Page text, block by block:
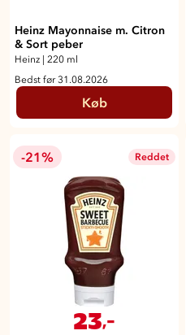
Heinz Mayonnaise m. Citron
& Sort peber
Heinz
220 ml
Bedst før 31.08.2026
Køb
-21% Reddet
23 ,-